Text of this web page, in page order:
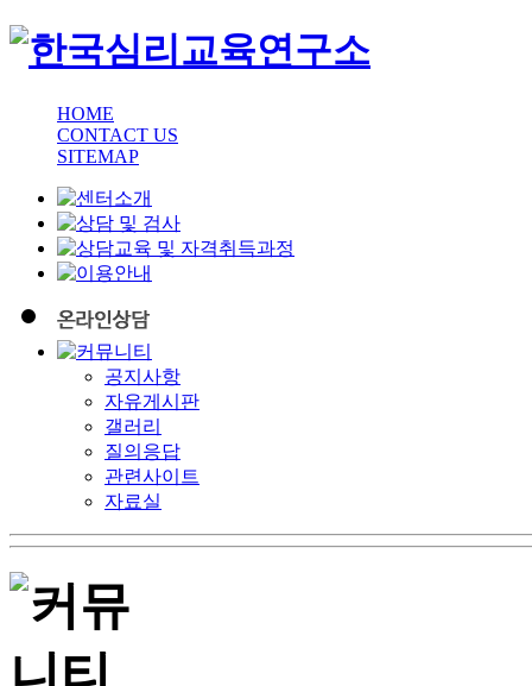
HOME
CONTACT US
SITEMAP
공지사항
자유게시판
갤러리
질의응답
관련사이트
자료실